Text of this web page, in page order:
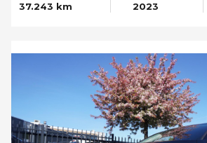
37.243 km
2023